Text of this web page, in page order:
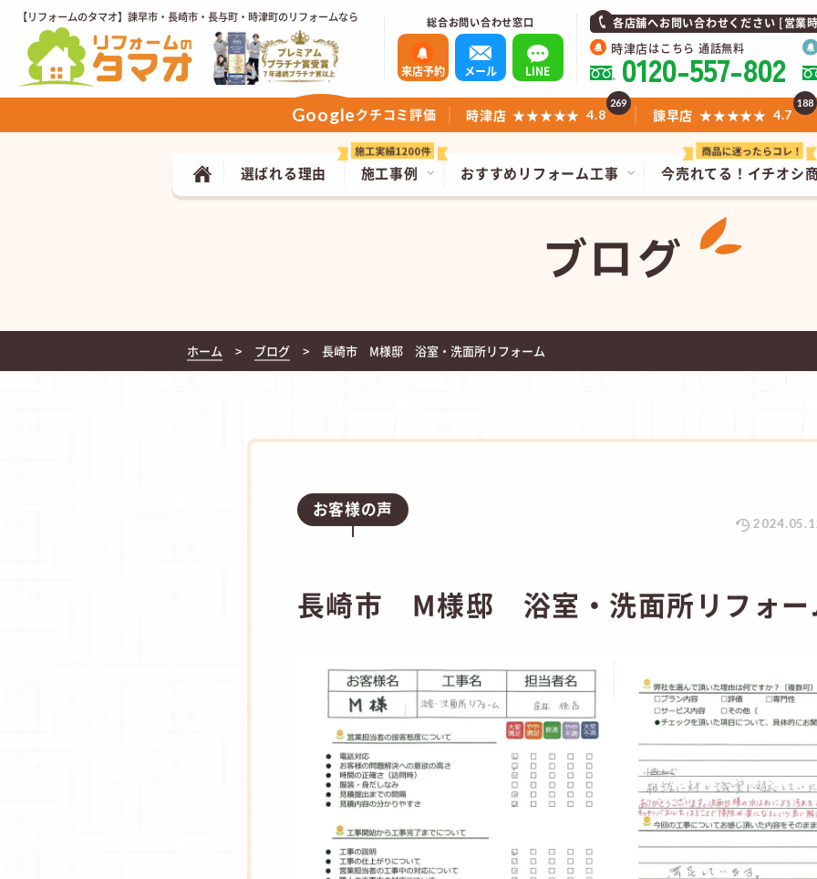
【リフォームのタマオ】諫早市・長崎市・長与町・時津町のリフォームなら 総合お問い合わせ窓口
来店予約 メール LINE
各店舗へお問い合わせください [営
時津店はこちら 通話無料
0120-557-802
今売れてる！ イチオシ
施工事例 おすすめリフォーム工事
選ばれる理由
Googleクチコミ評価 時津店 ★★★★★ 4.8
269
諫早店 ★★★★★ 4.7
188
ブログ
ホーム ブログ 長崎市 M様邸 浴室・洗面所リフォーム
お客様の声
長崎市 M様邸 浴室・洗面所リフォー